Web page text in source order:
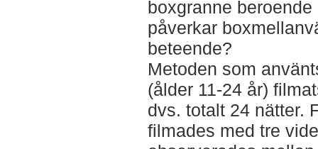
boxgranne
påverkar
beteende?
Metoden som
(ålder 11-24 år)
dvs. totalt 24 nätter.
filmades med tre